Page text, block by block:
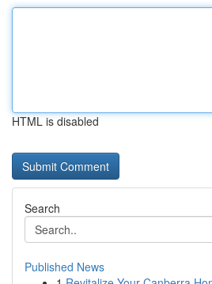
HTML is disabled
Search
Published News